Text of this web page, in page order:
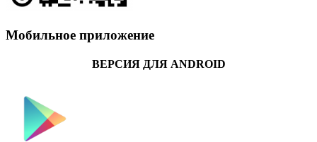
Мобильное приложение
ВЕРСИЯ ДЛЯ ANDROID